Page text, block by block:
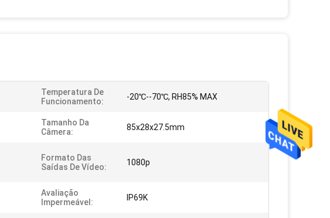
Temperatura De
Funcionamento:
-20℃--70℃, RH85% MAX
Tamanho Da
Câmera:
85x28x27.5mm
Formato Das
Saídas De Vídeo:
1080p
Avaliação
Impermeável:
IP69K